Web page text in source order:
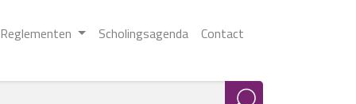
Reglementen Scholingsagenda Contact